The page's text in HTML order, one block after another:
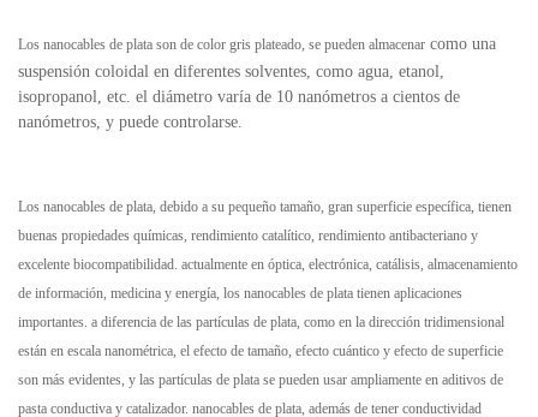
Los nanocables de plata son de color gris plateado, se pueden almacenar como una
suspensión coloidal en diferentes solventes, como agua, etanol,
isopropanol, etc. el diámetro varía de 10 nanómetros a cientos de
nanómetros, y puede controlarse.
Los nanocables de plata, debido a su pequeño tamaño, gran superficie específica, tienen
buenas propiedades químicas, rendimiento catalítico, rendimiento antibacteriano y
excelente biocompatibilidad. actualmente en óptica, electrónica, catálisis, almacenamiento
de información, medicina y energía, los nanocables de plata tienen aplicaciones
importantes. a diferencia de las partículas de plata, como en la dirección tridimensional
están en escala nanométrica, el efecto de tamaño, efecto cuántico y efecto de superficie
son más evidentes, y las partículas de plata se pueden usar ampliamente en aditivos de
pasta conductiva y catalizador. nanocables de plata, además de tener conductividad